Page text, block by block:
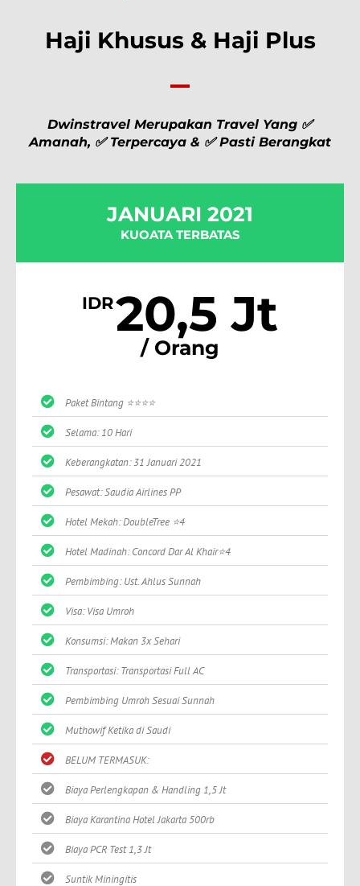
Haji Khusus & Haji Plus
Dwinstravel Merupakan Travel Yang ✅
Amanah, ✅ Terpercaya & ✅ Pasti Berangkat
JANUARI 2021
KUOATA TERBATAS
IDR20,5 Jt
/ Orang
Paket Bintang ⭐⭐⭐⭐
Selama: 10 Hari
Keberangkatan: 31 Januari 2021
Pesawat: Saudia Airlines PP
Hotel Mekah: DoubleTree ⭐4
Hotel Madinah: Concord Dar Al Khair⭐4
Pembimbing: Ust. Ahlus Sunnah
Visa: Visa Umroh
Konsumsi: Makan 3x Sehari
Transportasi: Transportasi Full AC
Pembimbing Umroh Sesuai Sunnah
Muthowif Ketika di Saudi
BELUM TERMASUK:
Biaya Perlengkapan & Handling 1,5 Jt
Biaya Karantina Hotel Jakarta 500rb
Biaya PCR Test 1,3 Jt
Suntik Miningitis